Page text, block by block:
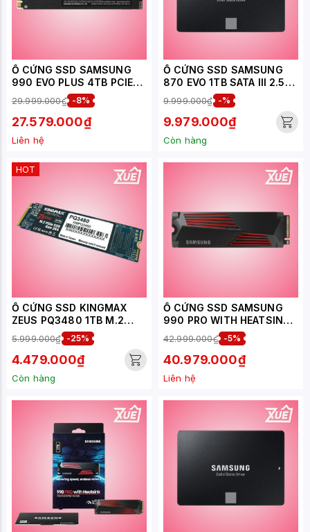
Ổ CỨNG SSD SAMSUNG
990 EVO PLUS 4TB PCIE
NVME 4.0X4 ( ĐỌC
7250MB/S - GHI
6300MB/S) - (MZ-
29.999.000₫ -8%
27.579.000₫
Liên hệ
Ổ CỨNG SSD SAMSUNG
870 EVO 1TB SATA III 2.5
INCH ( ĐỌC 560MB/S -
GHI 530MB/S) - (MZ-
77E1T0BW)
9.999.000₫ -%
9.979.000₫
Còn hàng
HOT
Ổ CỨNG SSD KINGMAX
ZEUS PQ3480 1TB M.2
2280 PCIE NVME GEN 3X4
(ĐỌC 1950MB/S - GHI
1800MB/S) -
(KMAXPQ34801TB)
5.999.000₫ -25%
4.479.000₫
Còn hàng
Ổ CỨNG SSD SAMSUNG
990 PRO WITH HEATSINK
4TB M.2 NVME PCIE GEN
4.0X4 (ĐỌC 7450MB/S -
GHI 6900MB/S - (MZ-
42.999.000₫ -5%
40.979.000₫
Liên hệ